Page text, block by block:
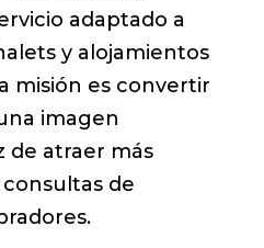
adaptado a
y alojamientos
misión es convertir
imagen
de atraer más
consultas de